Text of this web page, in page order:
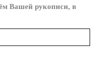
Вашей рукописи, в